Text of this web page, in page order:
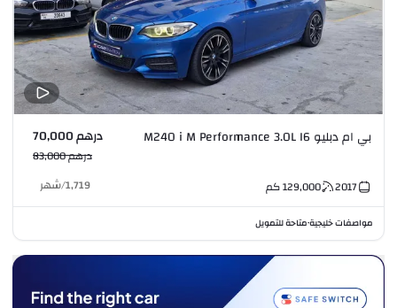
بي ام دبليو M240 i M Performance 3.0L I6 درهم 70,000
درهم 83,000
2017
129,000كم 1,719
/شهر
مواصفات خليجية•متاحة للتمويل